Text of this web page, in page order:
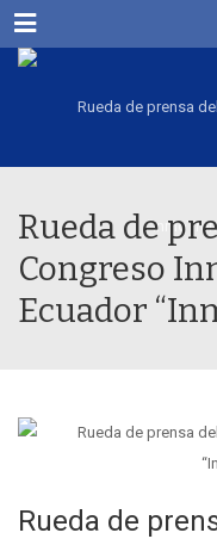
Menu
Rueda de
Congreso
Ecuador
Rueda de